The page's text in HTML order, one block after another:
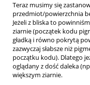
Teraz musimy się
przedmiot/powierzchnia
Jeżeli z bliska to
ziarnie (początek kodu
gładką i równo pokrytą
zazwyczaj słabsze niż
początku kodu). Dlatego
oglądany z dość daleka
większym ziarnie.